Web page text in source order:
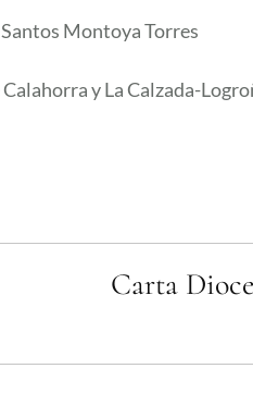
Santos Montoya Torres
y La Calzada-
Carta